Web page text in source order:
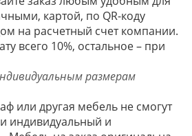
картой, по QR-коду
на расчетный счет компании.
всего 10%, остальное – при
или другая мебель не смогут
индивидуальный и